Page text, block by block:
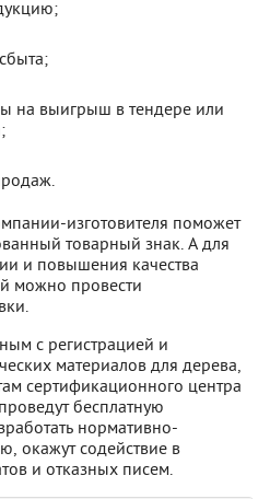
на выигрыш в тендере или
изготовителя поможет
товарный знак. А для
и повышения качества
можно провести
с регистрацией и
материалов для дерева,
сертификационного центра
бесплатную
нормативно-
окажут содействие в
и отказных писем.